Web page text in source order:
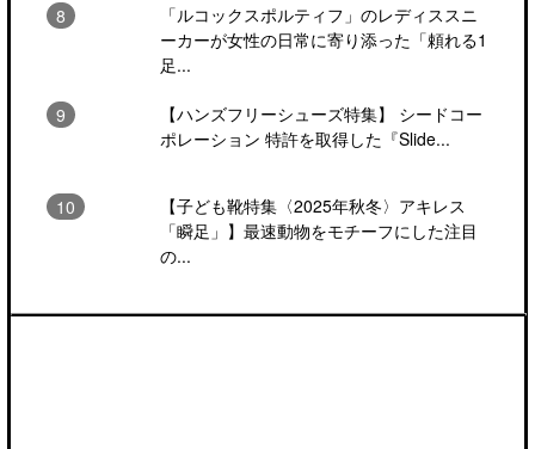
「ルコックスポルティフ」のレディススニ
ーカーが女性の日常に寄り添った「頼れる1
足...
【ハンズフリーシューズ特集】 シードコー
ポレーション 特許を取得した『Slide...
【子ども靴特集〈2025年秋冬〉アキレス
「瞬足」】最速動物をモチーフにした注目
の...